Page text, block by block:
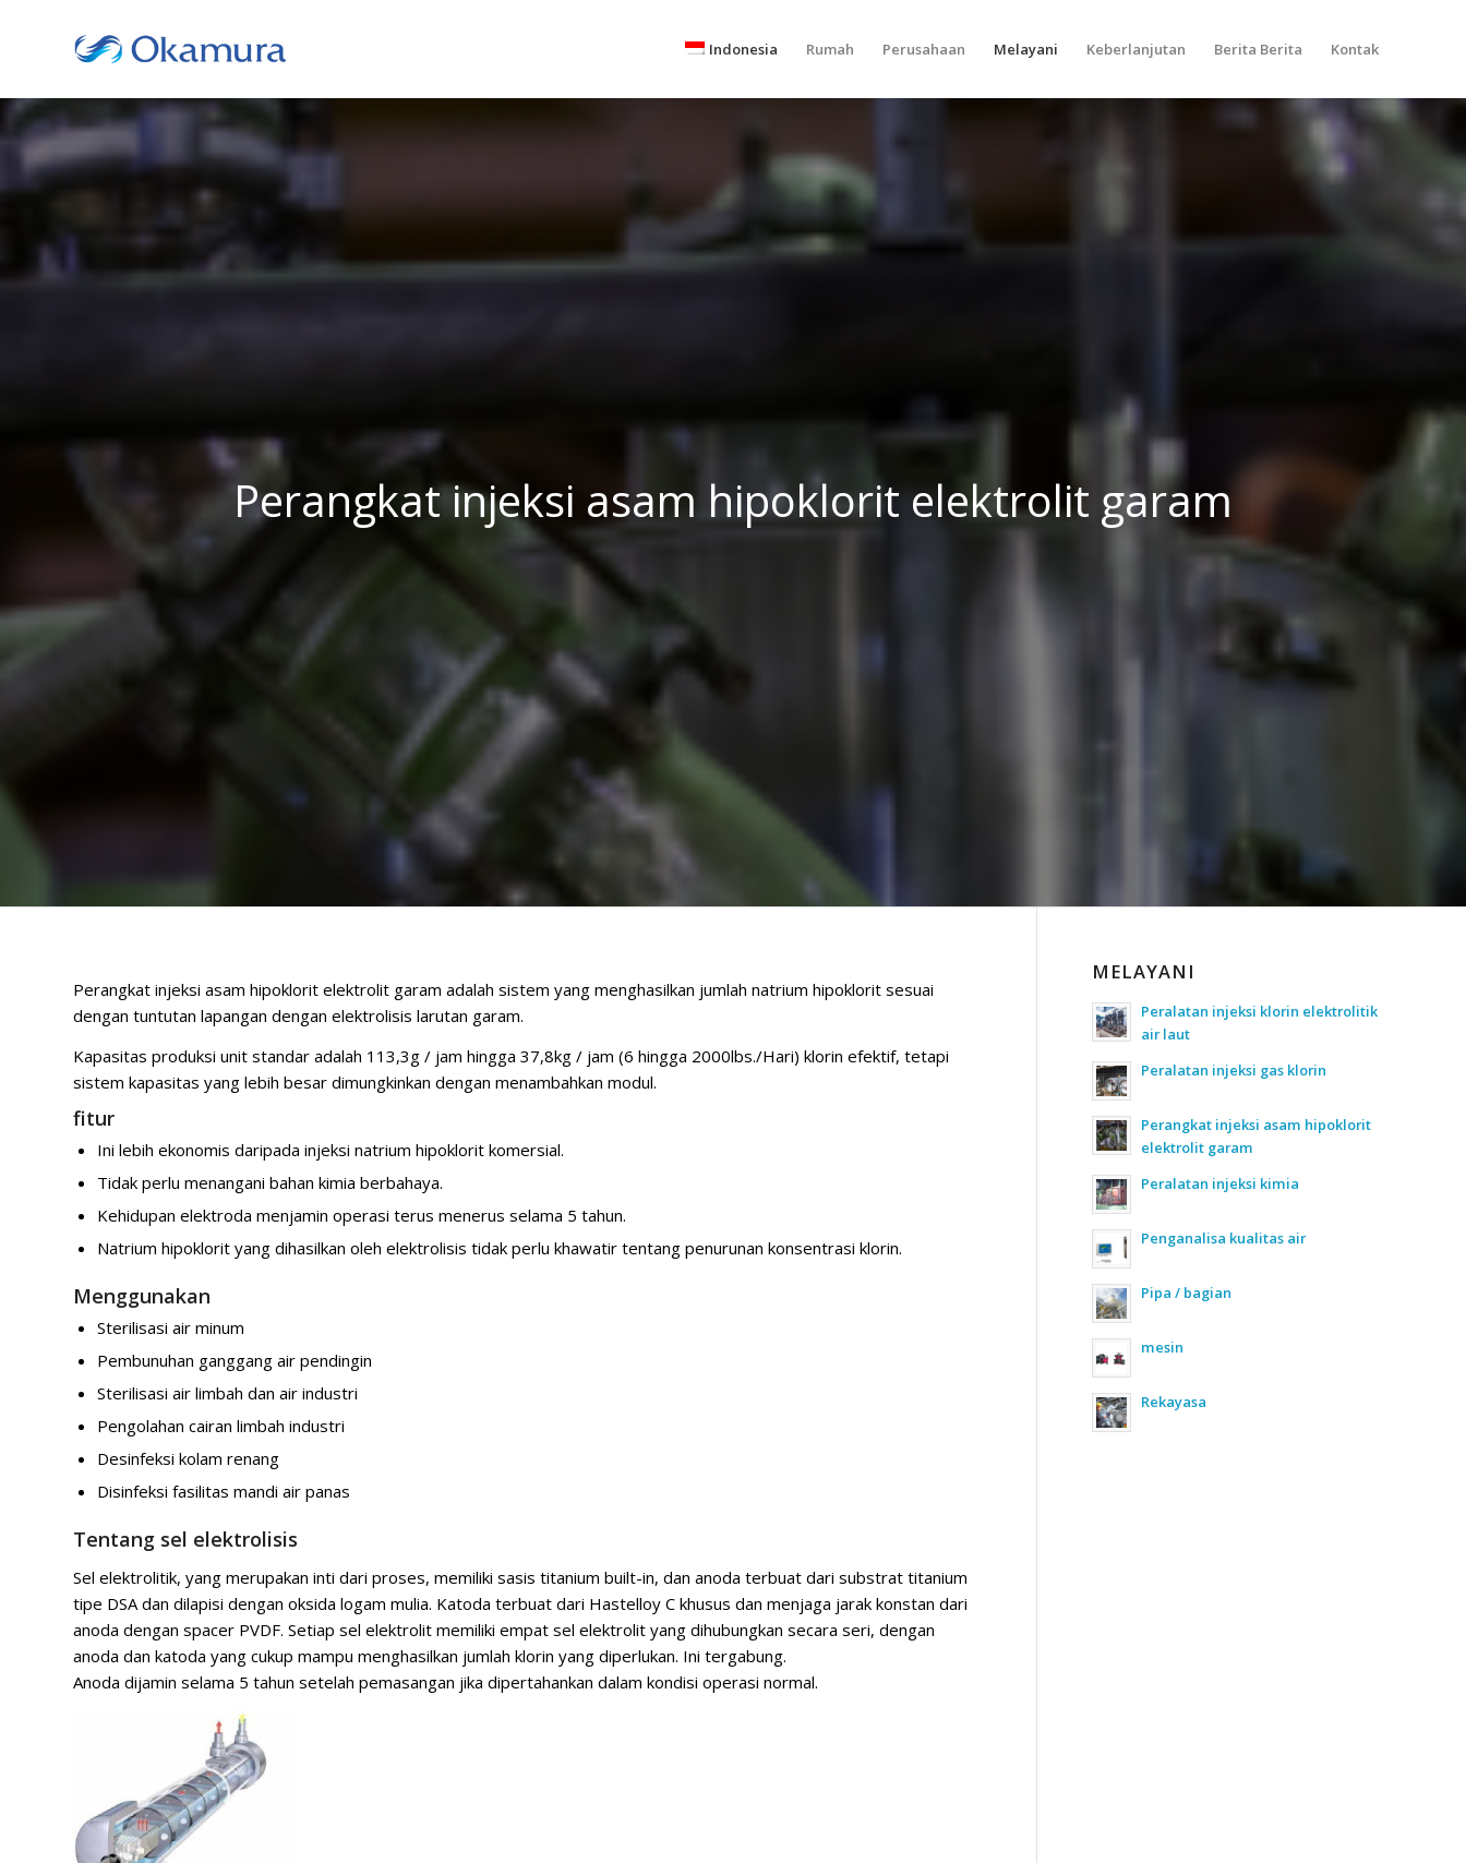
Indonesia Rumah Perusahaan Melayani Keberlanjutan Berita Berita Kontak
Perangkat injeksi asam hipoklorit elektrolit garam
Perangkat injeksi asam hipoklorit elektrolit garam adalah sistem yang menghasilkan jumlah natrium hipoklorit sesuai
dengan tuntutan lapangan dengan elektrolisis larutan garam.
Kapasitas produksi unit standar adalah 113,3g / jam hingga 37,8kg / jam (6 hingga 2000lbs./Hari) klorin efektif, tetapi
sistem kapasitas yang lebih besar dimungkinkan dengan menambahkan modul.
fitur
Ini lebih ekonomis daripada injeksi natrium hipoklorit komersial.
Tidak perlu menangani bahan kimia berbahaya.
Kehidupan elektroda menjamin operasi terus menerus selama 5 tahun.
Natrium hipoklorit yang dihasilkan oleh elektrolisis tidak perlu khawatir tentang penurunan konsentrasi klorin.
Menggunakan
Sterilisasi air minum
Pembunuhan ganggang air pendingin
Sterilisasi air limbah dan air industri
Pengolahan cairan limbah industri
Desinfeksi kolam renang
Disinfeksi fasilitas mandi air panas
Tentang sel elektrolisis
Sel elektrolitik, yang merupakan inti dari proses, memiliki sasis titanium built-in, dan anoda terbuat dari substrat titanium
tipe DSA dan dilapisi dengan oksida logam mulia. Katoda terbuat dari Hastelloy C khusus dan menjaga jarak konstan dari
anoda dengan spacer PVDF. Setiap sel elektrolit memiliki empat sel elektrolit yang dihubungkan secara seri, dengan
anoda dan katoda yang cukup mampu menghasilkan jumlah klorin yang diperlukan. Ini tergabung.
Anoda dijamin selama 5 tahun setelah pemasangan jika dipertahankan dalam kondisi operasi normal.
MELAYANI
Peralatan injeksi klorin elektrolitik
air laut
Peralatan injeksi gas klorin
Perangkat injeksi asam hipoklorit
elektrolit garam
Peralatan injeksi kimia
Penganalisa kualitas air
Pipa / bagian
mesin
Rekayasa